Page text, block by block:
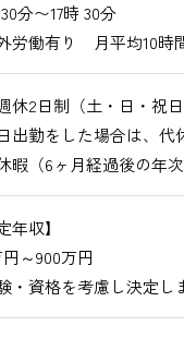
分〜17時 30分
労働有り 月平均10時
休2日制（土・日・祝
出勤をした場合は、代
暇（6ヶ月経過後の年
年収】
～900万円
・資格を考慮し決定し